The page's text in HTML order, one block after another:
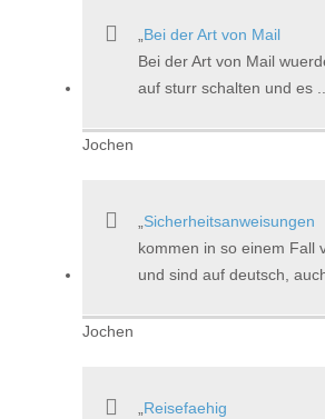
Bei der Art von Mail
Bei der Art von Mail
auf sturr schalten und es
Jochen
Sicherheitsanweisungen
kommen in so einem Fall
und sind auf deutsch,
Jochen
Reisefaehig